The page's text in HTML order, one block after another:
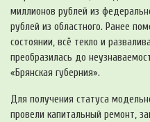
миллионов рублей из
рублей из областного. Ранее
состоянии, всё текло и
преобразилась до
«Брянская губерния».
Для получения статуса
провели капитальный ремонт,